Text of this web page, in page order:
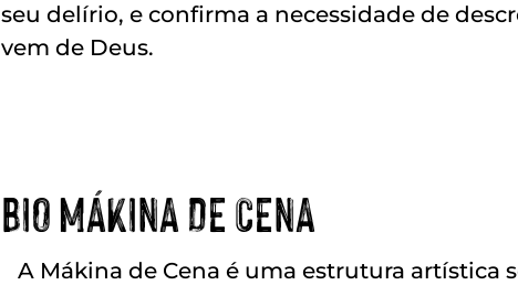
seu delírio, e confirma a necessidade de
vem de Deus.
BIO MÁKINA DE CENA
A Mákina de Cena é uma estrutura artística